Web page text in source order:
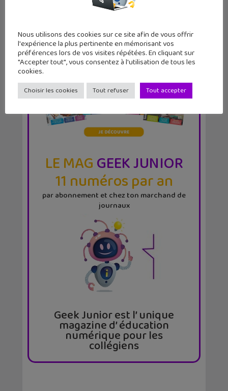
LE MAGGEEK JUNIOR
11 numéros par an
par abonnement et chez ton marchand de
journaux
Geek Junior est l’ unique
magazine d’ éducation
numérique pour les
collégiens
Nous utilisons des cookies sur ce site afin de vous offrir
l'expérience la plus pertinente en mémorisant vos
préférences lors de vos visites répétées. En cliquant sur
"Accepter tout", vous consentez à l'utilisation de tous les
cookies.
Choisir les cookies Tout refuser Tout accepter